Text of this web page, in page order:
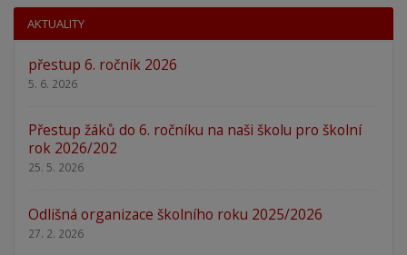
AKTUALITY
přestup 6. ročník 2026
5. 6. 2026
Přestup žáků do 6. ročníku na naši školu pro školní
rok 2026/202
25. 5. 2026
Odlišná organizace školního roku 2025/2026
27. 2. 2026